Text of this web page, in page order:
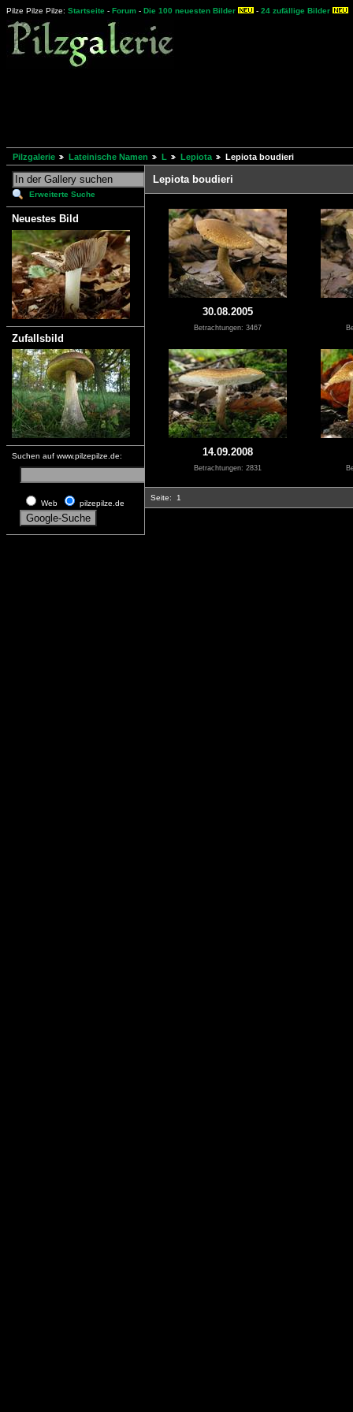
Pilze Pilze Pilze: Startseite - Forum - Die 100 neuesten Bilder - 24 zufällige Bilder
Pilzgalerie Lateinische Namen L Lepiota Lepiota boudieri
Erweiterte Suche
Neuestes Bild
Zufallsbild
Suchen auf www.pilzepilze.de:
Web pilzepilze.de
Lepiota boudieri
30.08.2005
Betrachtungen: 3467
14.09.2008
Betrachtungen: 2831
Seite: 1